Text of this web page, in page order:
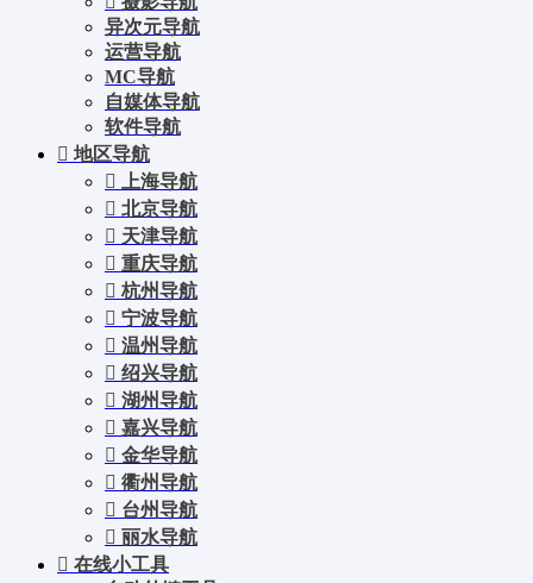
异次元导航
运营导航
MC导航
自媒体导航
软件导航
地区导航
上海导航
北京导航
天津导航
重庆导航
杭州导航
宁波导航
温州导航
绍兴导航
湖州导航
嘉兴导航
金华导航
衢州导航
台州导航
丽水导航
在线小工具